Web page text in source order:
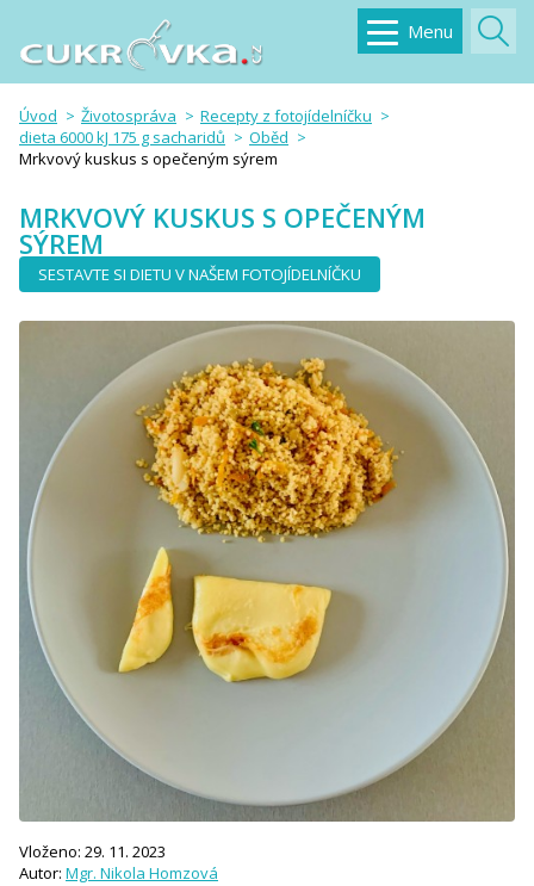
Menu
Úvod Životospráva
Recepty z fotojídelníčku
dieta 6000 kJ 175 g sacharidů
Oběd
Mrkvový kuskus s opečeným sýrem
MRKVOVÝ KUSKUS S OPEČENÝM
SÝREM
SESTAVTE SI DIETU V NAŠEM FOTOJÍDELNÍČKU
Vloženo: 29. 11. 2023
Autor: Mgr. Nikola Homzová